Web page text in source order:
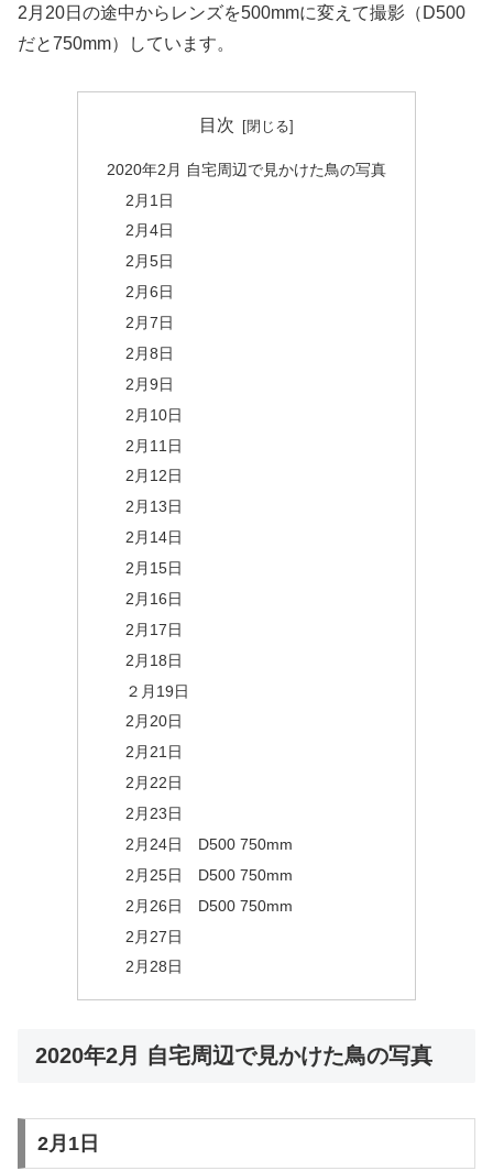
2月20日の途中からレンズを500mmに変えて撮影（D500
だと750mm）しています。
目次
2020年2月 自宅周辺で見かけた鳥の写真
2月1日
2月4日
2月5日
2月6日
2月7日
2月8日
2月9日
2月10日
2月11日
2月12日
2月13日
2月14日
2月15日
2月16日
2月17日
2月18日
２月19日
2月20日
2月21日
2月22日
2月23日
2月24日 D500 750mm
2月25日 D500 750mm
2月26日 D500 750mm
2月27日
2月28日
2020年2月 自宅周辺で見かけた鳥の写真
2月1日